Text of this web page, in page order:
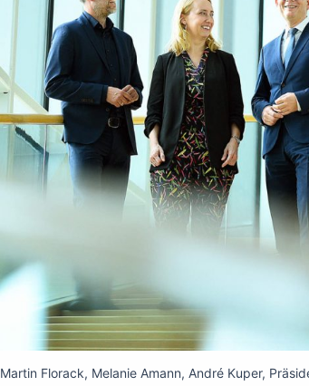
Martin Florack, Melanie Amann, André Kuper,